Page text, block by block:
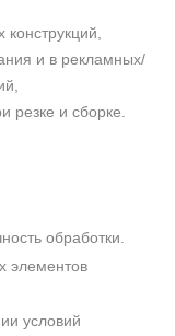
и в рекламных/
резке и сборке.
обработки.
элементов
условий